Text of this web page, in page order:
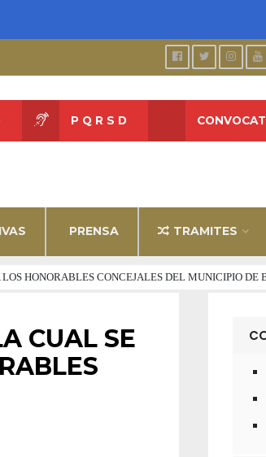
PRENSA TRAMITES
P Q R S D
HONORABLES CONCEJALES DEL MUNICIPIO
CUAL SE